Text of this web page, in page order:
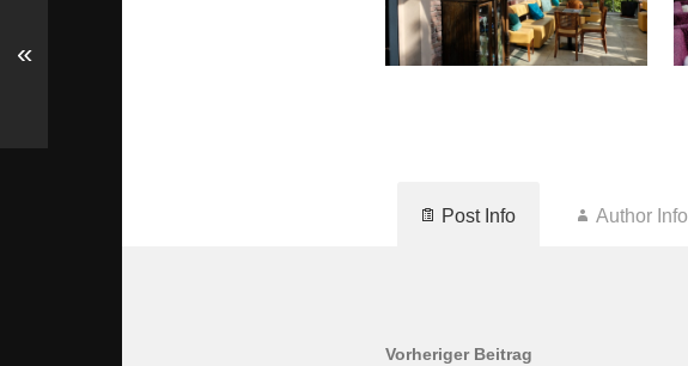
Post Info Author Info
Vorheriger Beitrag
«